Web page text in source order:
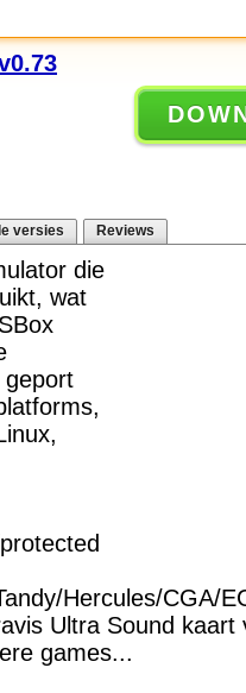
versies Reviews
die
wat
geport
Hercules/CGA/
Ultra Sound kaart
games...